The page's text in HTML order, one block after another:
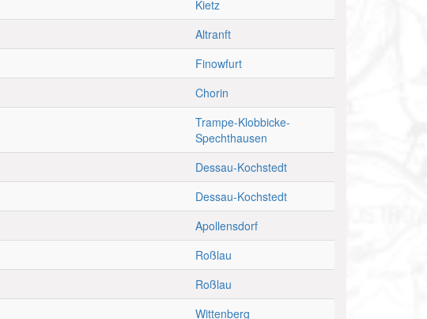
Kietz
Altranft
Finowfurt
Chorin
Trampe-Klobbicke-
Spechthausen
Dessau-Kochstedt
Dessau-Kochstedt
Apollensdorf
Roßlau
Roßlau
Wittenberg